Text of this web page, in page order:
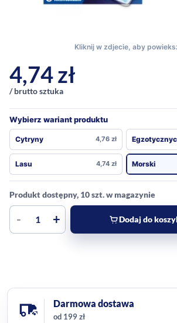
4,74zł
/ brutto sztuka
Wybierz wariant produktu
Cytryny 4,76 zł
Lasu 4,74 zł Morski
Produkt dostępny, 10 szt. w magazynie
- + Dodaj do
Darmowa dostawa
od 199 zł